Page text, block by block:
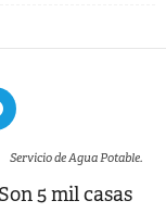
Servicio de Agua Potable.
5 mil casas